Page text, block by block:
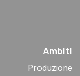
Ambiti
Produzione